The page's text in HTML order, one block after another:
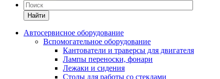
Найти
Автосервисное оборудование
Вспомогательное оборудование
Кантователи и траверсы для двигателя
Лампы переноски, фонари
Лежаки и сидения
Столы для работы со стеклами